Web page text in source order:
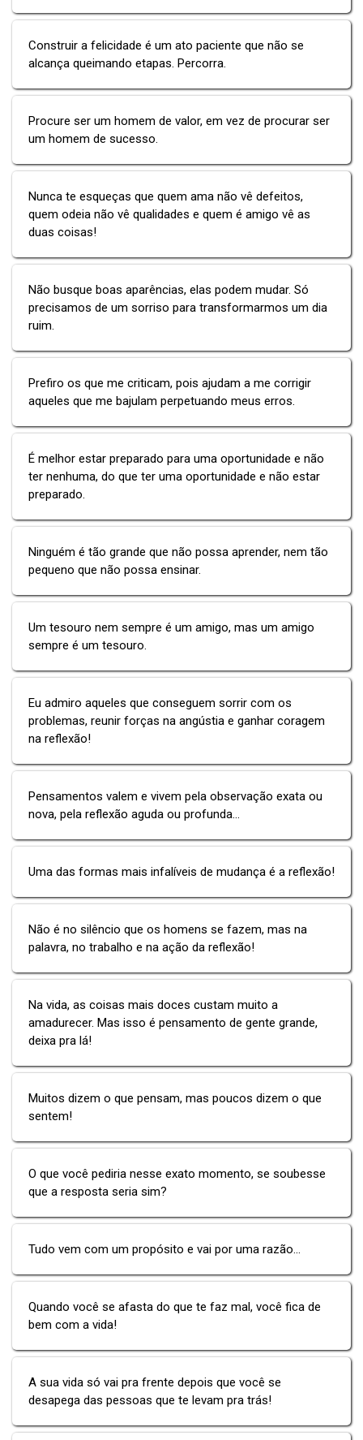
Construir a felicidade é um ato paciente que não se
alcança queimando etapas. Percorra.
Procure ser um homem de valor, em vez de procurar ser
um homem de sucesso.
Nunca te esqueças que quem ama não vê defeitos,
quem odeia não vê qualidades e quem é amigo vê as
duas coisas!
Não busque boas aparências, elas podem mudar. Só
precisamos de um sorriso para transformarmos um dia
ruim.
Prefiro os que me criticam, pois ajudam a me corrigir
aqueles que me bajulam perpetuando meus erros.
É melhor estar preparado para uma oportunidade e não
ter nenhuma, do que ter uma oportunidade e não estar
preparado.
Ninguém é tão grande que não possa aprender, nem tão
pequeno que não possa ensinar.
Um tesouro nem sempre é um amigo, mas um amigo
sempre é um tesouro.
Eu admiro aqueles que conseguem sorrir com os
problemas, reunir forças na angústia e ganhar coragem
na reflexão!
Pensamentos valem e vivem pela observação exata ou
nova, pela reflexão aguda ou profunda...
Uma das formas mais infalíveis de mudança é a reflexão!
Não é no silêncio que os homens se fazem, mas na
palavra, no trabalho e na ação da reflexão!
Na vida, as coisas mais doces custam muito a
amadurecer. Mas isso é pensamento de gente grande,
deixa pra lá!
Muitos dizem o que pensam, mas poucos dizem o que
sentem!
O que você pediria nesse exato momento, se soubesse
que a resposta seria sim?
Tudo vem com um propósito e vai por uma razão...
Quando você se afasta do que te faz mal, você fica de
bem com a vida!
A sua vida só vai pra frente depois que você se
desapega das pessoas que te levam pra trás!